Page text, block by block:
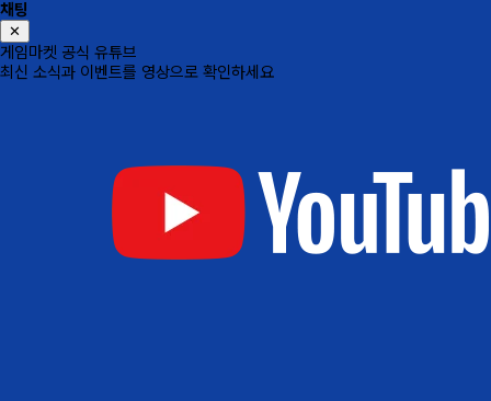
채팅
✕
게임마켓 공식 유튜브
최신 소식과 이벤트를 영상으로 확인하세요